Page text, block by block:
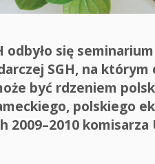
odbyło się
SGH, na
być rdzeniem
polskiego
2009–2010